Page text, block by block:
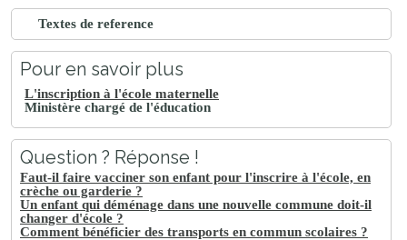
Textes de reference
Pour en savoir plus
L'inscription à l'école maternelle
Ministère chargé de l'éducation
Question ? Réponse !
Faut-il faire vacciner son enfant pour l'inscrire à l'école, en
crèche ou garderie ?
Un enfant qui déménage dans une nouvelle commune doit-il
changer d'école ?
Comment bénéficier des transports en commun scolaires ?